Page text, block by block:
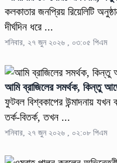
কলকাতার জনপ্রিয় রিয়েলিটি
দীর্ঘদিন ধরে ...
শনিবার, ২৭ জুন ২০২৬ , ০৩:০৫ পিএম
আমি ব্রাজিলের সমর্থক, কিন্তু
ফুটবল বিশ্বকাপের উন্মাদনায় যখন
তর্ক-বিতর্ক, তখন ...
শনিবার, ২৭ জুন ২০২৬ , ০২:০৮ পিএম